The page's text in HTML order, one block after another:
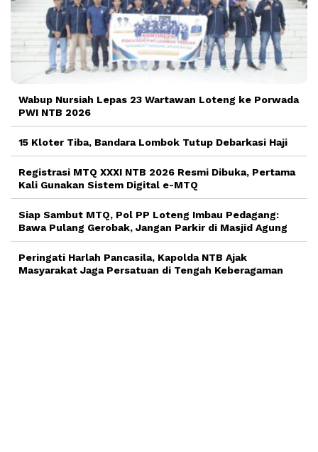
Wabup Nursiah Lepas 23 Wartawan Loteng ke Porwada
PWI NTB 2026
15 Kloter Tiba, Bandara Lombok Tutup Debarkasi Haji
Registrasi MTQ XXXI NTB 2026 Resmi Dibuka, Pertama
Kali Gunakan Sistem Digital e-MTQ
Siap Sambut MTQ, Pol PP Loteng Imbau Pedagang:
Bawa Pulang Gerobak, Jangan Parkir di Masjid Agung
Peringati Harlah Pancasila, Kapolda NTB Ajak
Masyarakat Jaga Persatuan di Tengah Keberagaman